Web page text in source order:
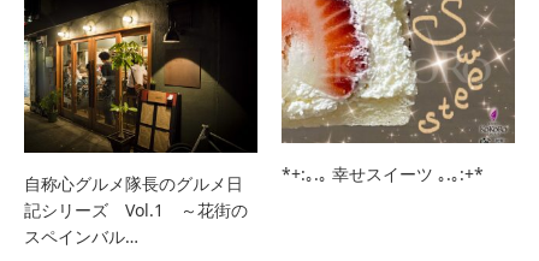
自称心グルメ隊長のグルメ日
記シリーズ Vol.1 ～花街の
スペインバル…
*+:｡.｡ 幸せスイーツ ｡.｡:+*